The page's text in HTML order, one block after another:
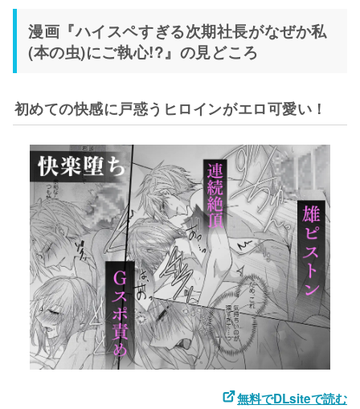
漫画『ハイスペすぎる次期社長がなぜか私
(本の虫)にご執心!?』の見どころ
初めての快感に戸惑うヒロインがエロ可愛い！
無料でDLsiteで読む